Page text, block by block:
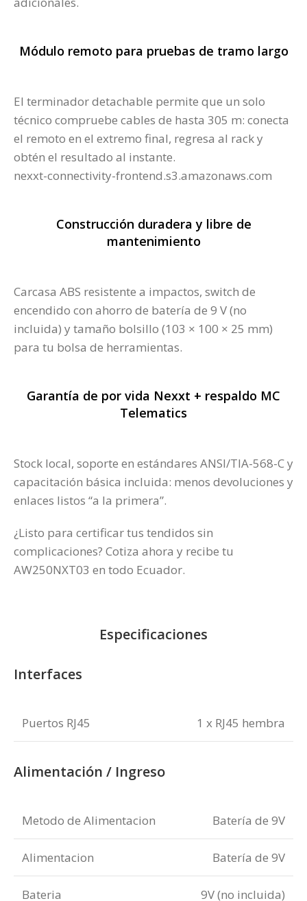
Módulo remoto para pruebas de tramo largo
El terminador detachable permite que un solo
técnico compruebe cables de hasta 305 m: conecta
el remoto en el extremo final, regresa al rack y
obtén el resultado al instante.
nexxt-connectivity-frontend.s3.amazonaws.com
Construcción duradera y libre de
mantenimiento
Carcasa ABS resistente a impactos, switch de
encendido con ahorro de batería de 9 V (no
incluida) y tamaño bolsillo (103 × 100 × 25 mm)
para tu bolsa de herramientas.
Garantía de por vida Nexxt + respaldo MC
Telematics
Stock local, soporte en estándares ANSI/TIA-568-C y
capacitación básica incluida: menos devoluciones y
enlaces listos “a la primera”.
¿Listo para certificar tus tendidos sin
complicaciones? Cotiza ahora y recibe tu
AW250NXT03 en todo Ecuador.
Especificaciones
Interfaces
Puertos RJ45 1 x RJ45 hembra
Alimentación / Ingreso
Metodo de Alimentacion Batería de 9V
Alimentacion Batería de 9V
Bateria 9V (no incluida)